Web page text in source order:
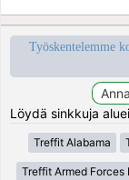
Työskentelemme
Löydä sinkkuja
Treffit Alabama
Treffit Armed Forces